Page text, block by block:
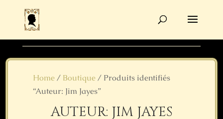
Home/ Boutique/ Produits identifiés
“Auteur: Jim Jayes”
AUTEUR: JIM JAYES